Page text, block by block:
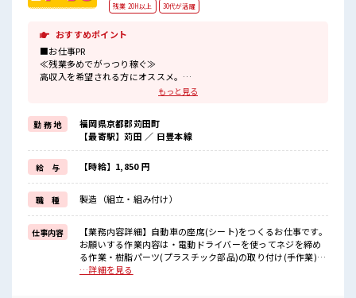
残業 20H以上
30代が活躍
おすすめポイント
■お仕事PR
≪残業多めでがっつり稼ぐ≫
高収入を希望される方にオススメ。
残業は月20時間以上あります♪
明るすぎたり奇抜でなければ基本的に自由！
(規定有)≪機能的な制服アリ≫
制服があるので、
毎日の服装の悩み解消♪
≪未経験OKの仕事≫
新しいことにチャレンジするのは不安だけど、
しっかり働く環境が整っています！
イチからスキルUP・ステップUP目指していきましょう！
≪様々なお仕事をご提案≫
一人で悩まず気軽に相談できる、
派遣のお仕事です！
■職場の雰囲気
もっと見る
勤 務 地
福岡県京都郡苅田町
【最寄駅】苅田 ／ 日豊本線
給 与 【時給】1,850 円
職 種 製造（組立・組み付け）
仕事内容
【業務内容詳細】自動車の座席(シート)をつくるお仕事です。
お願いする作業内容は・電動ドライバーを使ってネジを締め
る作業・樹脂パーツ(プラスチック部品)の取り付け(手作業)・
シートカバーを手作業でかぶせて仕上げ・電動工具を使った
…詳細を見る